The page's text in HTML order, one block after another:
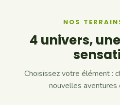
NOS
4 univers,
Choisissez votre élément :
nouvelles aventures